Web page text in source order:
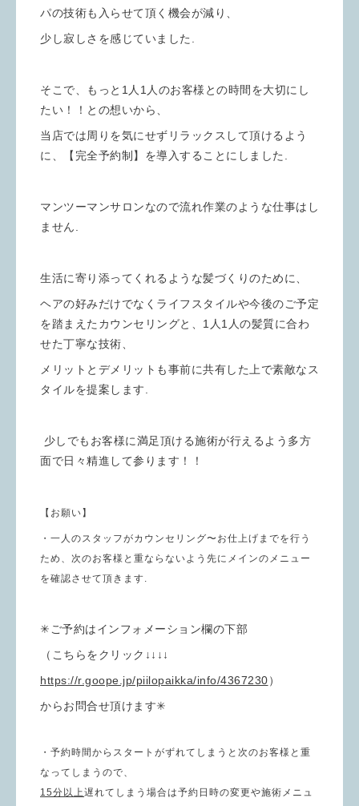
パの技術も入らせて頂く機会が減り、
少し寂しさを感じていました.
そこで、もっと1人1人のお客様との時間を大切にし
たい！！との想いから、
当店では周りを気にせずリラックスして頂けるよう
に、【完全予約制】を導入することにしました.
マンツーマンサロンなので流れ作業のような仕事はし
ません.
生活に寄り添ってくれるような髪づくりのために、
ヘアの好みだけでなくライフスタイルや今後のご予定
を踏まえたカウンセリングと、1人1人の髪質に合わ
せた丁寧な技術、
メリットとデメリットも事前に共有した上で素敵なス
タイルを提案します.
少しでもお客様に満足頂ける施術が行えるよう多方
面で日々精進して参ります！！
【お願い】
・一人のスタッフがカウンセリング〜お仕上げまでを行う
ため、次のお客様と重ならないよう先にメインのメニュー
を確認させて頂きます.
✳︎ご予約はインフォメーション欄の下部
（こちらをクリック↓↓↓↓
https://r.goope.jp/piilopaikka/info/4367230）
からお問合せ頂けます✳︎
・予約時間からスタートがずれてしまうと次のお客様と重
なってしまうので、
15分以上遅れてしまう場合は予約日時の変更や施術メニュ